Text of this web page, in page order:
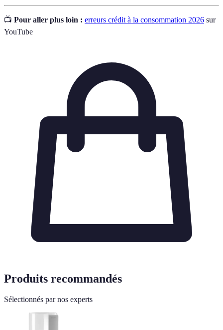
📺 Pour aller plus loin : erreurs crédit à la consommation 2026 sur
YouTube
Produits recommandés
Sélectionnés par nos experts